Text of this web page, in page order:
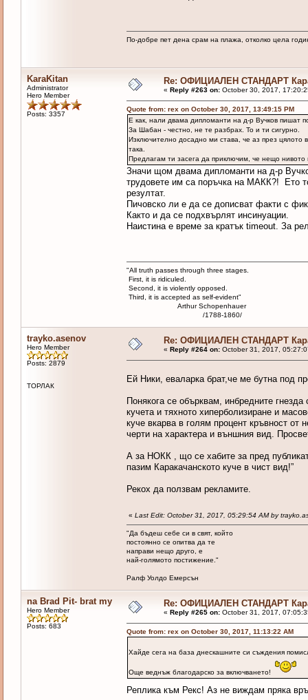
По-добре пет дена срам на плажа, отколко цела
KaraKitan
Administrator
Hero Member
Posts: 3357
Re: ОФИЦИАЛЕН СТАНДАРТ
« Reply #263 on:October 30, 2017,
Quote from: rex on October 30, 2017, 13:49:15 PM
Е как, нали двама дипломанти на д-р Вучков пишат
За Шабан - честно, не те разбрах. То и ти сигурно.
Изключително досадно ми става, че аз през цялото
така.
Предлагам ти засега да приключим, че нещо
Значи щом двама дипломанти на д-р
трудовете им са поръчка на МАКК?! Ето
резултат.
Пичовско ли е да се дописват факти с
Както и да се подхвърлят инсинуации.
Наистина е време за кратък timeout. За
"All truth passes through three stages.
First, it is ridiculed.
Second, it is violently opposed.
Third, it is accepted as self-evident"
Arthur Schopenhauer
/1788-1860/
trayko.asenov
Hero Member
Posts: 2879
ТОРЛАК
Re: ОФИЦИАЛЕН СТАНДАРТ
« Reply #264 on:October 31, 2017,
Ей Ники, еваларка брат,че ме бутна под
Понякога се обърквам, инбредните
кучета и тяхното хиперболизиране и
куче вкарва в голям процент кръвност от
черти на характера и външния вид.
А за НОКК , що се хабите за пред
пазим Каракачанското куче в чист вид!”
Рекох да ползвам рекламите.
« Last Edit: October 31, 2017, 05:29:54 AM by
"Да бъдеш себе си в свят, който
постоянно се опитва да те
направи нещо друго, е
най-голямото постижение."
Ралф Уолдо Емерсън
na Brad Pit- brat my
Hero Member
Posts: 683
Re: ОФИЦИАЛЕН СТАНДАРТ
« Reply #265 on:October 31, 2017,
Quote from: rex on October 30, 2017, 11:13:22 AM
Хайде сега на база днескашните си съждения
Още веднъж благодарско за включването!
Реплика към Рекс! Аз не виждам пряка